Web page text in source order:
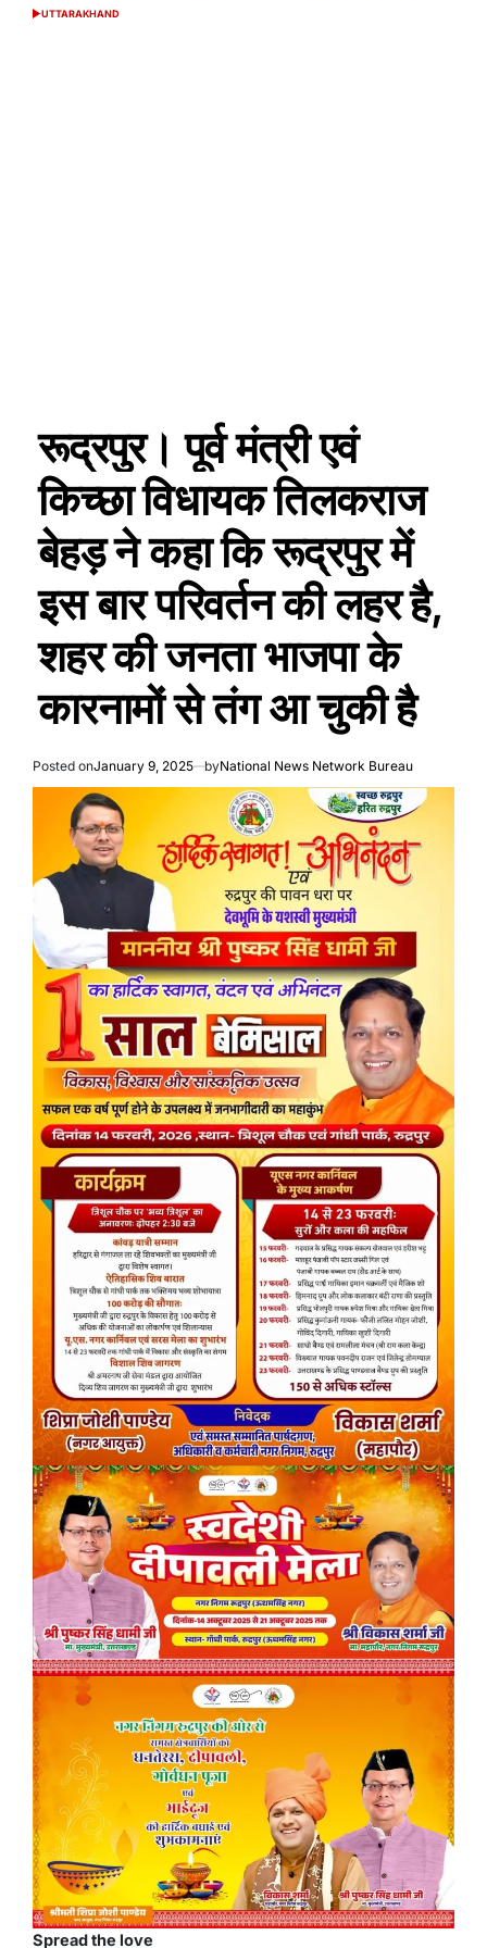
POSTED
UTTARAKHAND
रूद्रपुर। पूर्व मंत्री एवं
किच्छा विधायक तिलकराज
बेहड़ ने कहा कि रूद्रपुर में
इस बार परिवर्तन की लहर है,
शहर की जनता भाजपा के
कारनामों से तंग आ चुकी है
Posted onJanuary 9, 2025 byNational News Network Bureau
Spread the love